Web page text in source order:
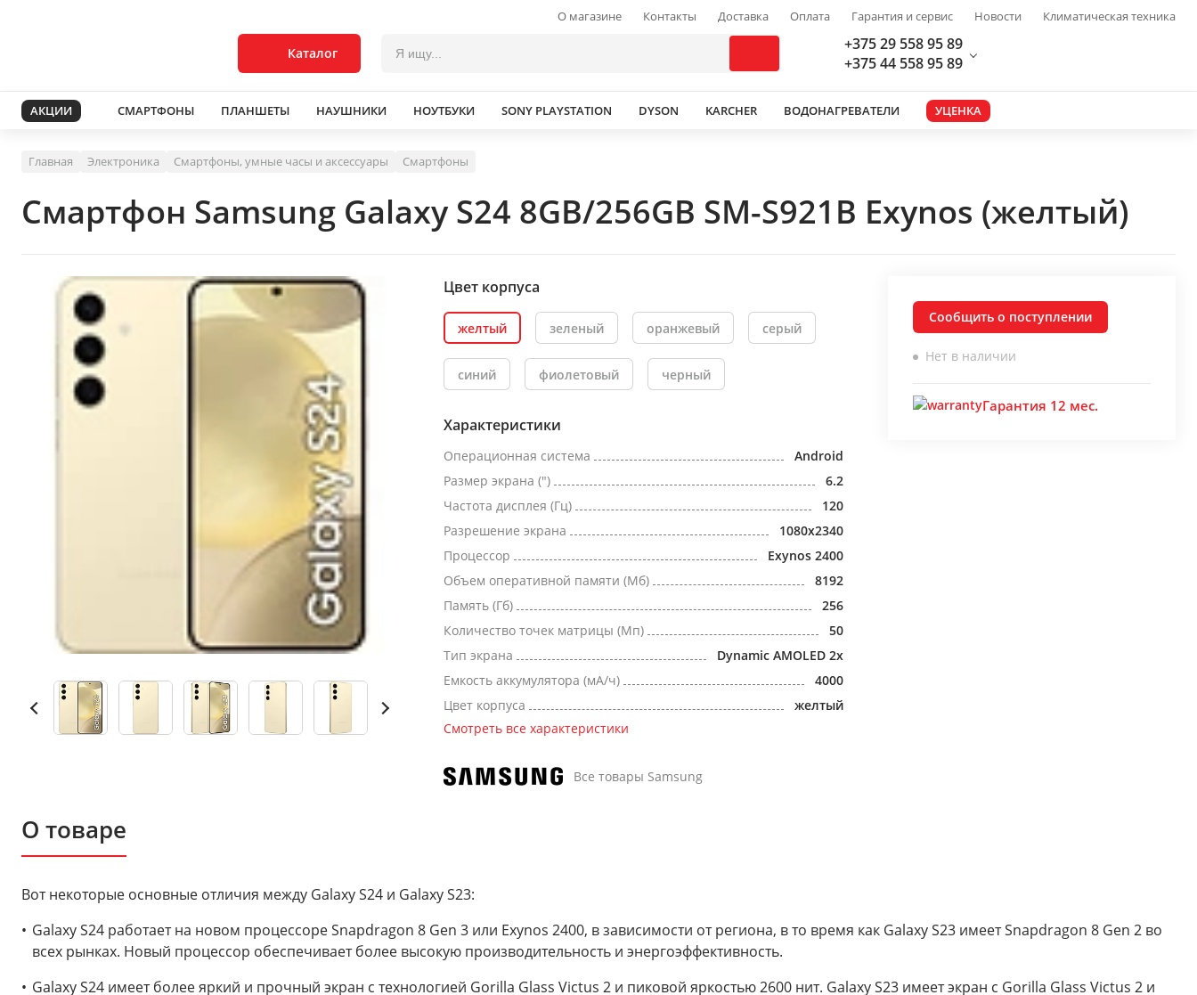
О магазине Контакты Доставка Оплата Гарантия и сервис Новости Климатическая техника
Каталог
+375 29 558 95 89
+375 44 558 95 89
АКЦИИ СМАРТФОНЫ ПЛАНШЕТЫ НАУШНИКИ НОУТБУКИ SONY PLAYSTATION DYSON KARCHER ВОДОНАГРЕВАТЕЛИ УЦЕНКА
Главная Электроника Смартфоны, умные часы и аксессуары Смартфоны
Смартфон Samsung Galaxy S24 8GB/256GB SM-S921B Exynos (желтый)
Цвет корпуса
желтый зеленый оранжевый серый
синий фиолетовый черный
Характеристики
Операционная система
Android
Размер экрана (")
6.2
Частота дисплея (Гц)
120
Разрешение экрана
1080x2340
Процессор
Exynos 2400
Объем оперативной памяти (Мб)
8192
Память (Гб)
256
Количество точек матрицы (Мп)
50
Тип экрана
Dynamic AMOLED 2x
Емкость аккумулятора (мА/ч)
4000
Цвет корпуса
желтый
Смотреть все характеристики
Все товары Samsung
Сообщить о поступлении
Нет в наличии
Гарантия 12 мес.
О товаре
Вот некоторые основные отличия между Galaxy S24 и Galaxy S23:
Galaxy S24 работает на новом процессоре Snapdragon 8 Gen 3 или Exynos 2400, в зависимости от региона, в то время как Galaxy S23 имеет Snapdragon 8 Gen 2 во
всех рынках. Новый процессор обеспечивает более высокую производительность и энергоэффективность.
Galaxy S24 имеет более яркий и прочный экран с технологией Gorilla Glass Victus 2 и пиковой яркостью 2600 нит. Galaxy S23 имеет экран с Gorilla Glass Victus 2 и